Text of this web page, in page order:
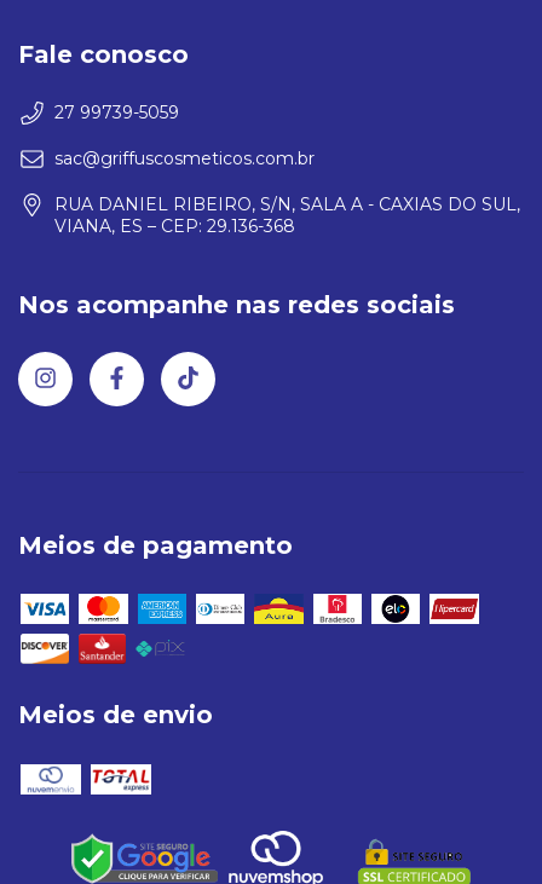
Fale conosco
27 99739-5059
sac@griffuscosmeticos.com.br
RUA DANIEL RIBEIRO, S/N, SALA A - CAXIAS DO SUL,
VIANA, ES – CEP: 29.136-368
Nos acompanhe nas redes sociais
Meios de pagamento
Meios de envio